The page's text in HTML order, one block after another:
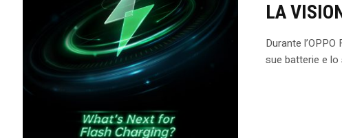
LA
Durante
sue batterie e lo